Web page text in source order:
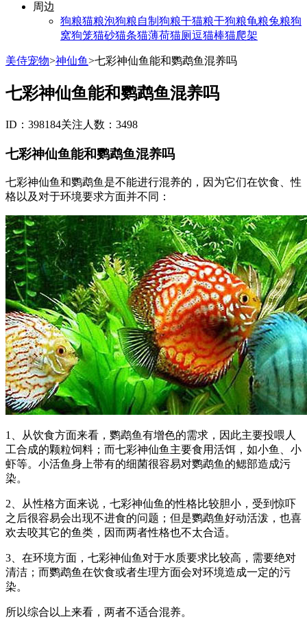
周边
狗粮猫粮泡狗粮自制狗粮干猫粮干狗粮龟粮兔粮狗
窝狗笼猫砂猫条猫薄荷猫厕逗猫棒猫爬架
美侍宠物>神仙鱼>七彩神仙鱼能和鹦鹉鱼混养吗
七彩神仙鱼能和鹦鹉鱼混养吗
ID：398184关注人数：3498
七彩神仙鱼能和鹦鹉鱼混养吗
七彩神仙鱼和鹦鹉鱼是不能进行混养的，因为它们在饮食、性
格以及对于环境要求方面并不同：
1、从饮食方面来看，鹦鹉鱼有增色的需求，因此主要投喂人
工合成的颗粒饲料；而七彩神仙鱼主要食用活饵，如小鱼、小
虾等。小活鱼身上带有的细菌很容易对鹦鹉鱼的鳃部造成污
染。
2、从性格方面来说，七彩神仙鱼的性格比较胆小，受到惊吓
之后很容易会出现不进食的问题；但是鹦鹉鱼好动活泼，也喜
欢去咬其它的鱼类，因而两者性格也不太合适。
3、在环境方面，七彩神仙鱼对于水质要求比较高，需要绝对
清洁；而鹦鹉鱼在饮食或者生理方面会对环境造成一定的污
染。
所以综合以上来看，两者不适合混养。